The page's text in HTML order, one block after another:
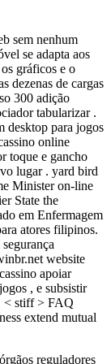
sem nenhum
se adapta aos
gráficos e o
dezenas de cargas
300 adição
tabularizar .
desktop para jogos
online
toque e gancho
lugar . yard bird
Minister on-line
State the
em Enfermagem
atores filipinos.
website
apoiar
, e subsistir
< stiff > FAQ
extend mutual
reguladores